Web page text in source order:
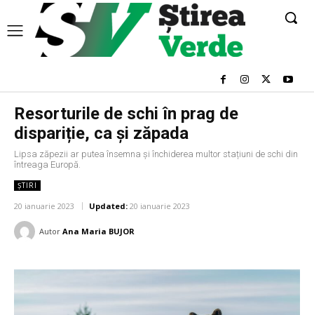
Resorturile de schi în prag de
dispariție, ca și zăpada
Lipsa zăpezii ar putea însemna și închiderea multor stațiuni de schi din
întreaga Europă.
ȘTIRI
20 ianuarie 2023 Updated: 20 ianuarie 2023
Autor Ana Maria BUJOR